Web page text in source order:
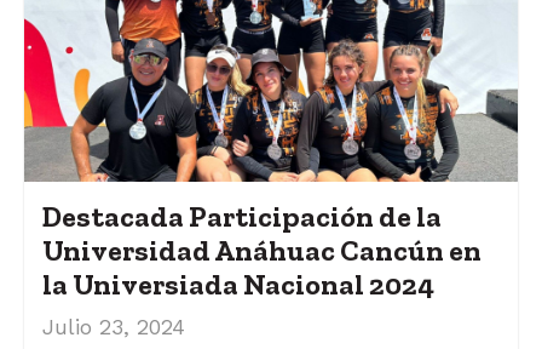
Destacada Participación de la
Universidad Anáhuac Cancún en
la Universiada Nacional 2024
Julio 23, 2024